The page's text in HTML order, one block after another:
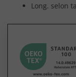
Long. selon